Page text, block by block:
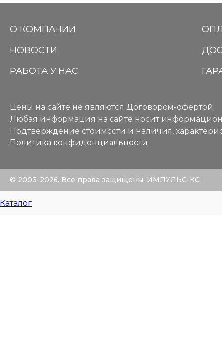
О КОМПАНИИ
НОВОСТИ
РАБОТА У НАС
Цены на сайте не являются Договором-офертой.
Любая информация на сайте носит
Подтверждение стоимости и наличия,
Политика конфиденциальности
© 2003-2026. Все права защищены. ИМПУЛЬС-КС
Каталог